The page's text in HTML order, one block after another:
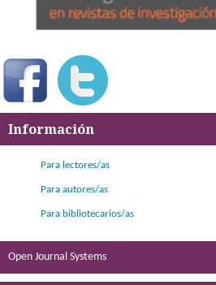
Información
Para lectores/as
Para autores/as
Para bibliotecarios/as
Open Journal Systems